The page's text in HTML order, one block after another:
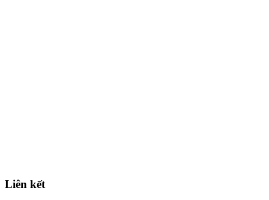
Liên kết